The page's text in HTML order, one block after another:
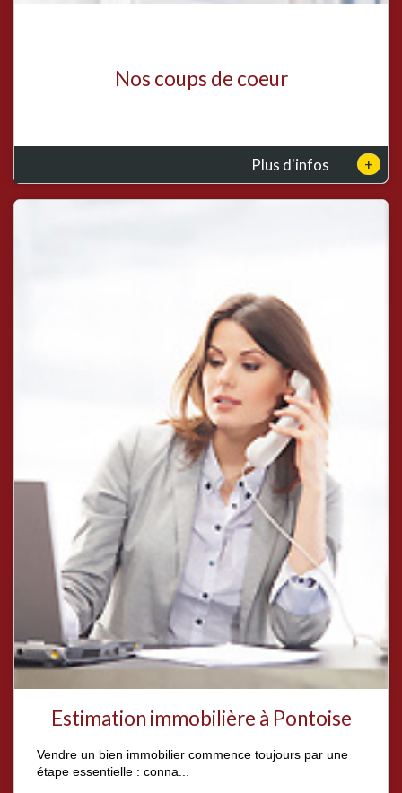
Nos coups de coeur
Plus d'infos +
Estimation immobilière à Pontoise
Vendre un bien immobilier commence toujours par une
étape essentielle : conna...